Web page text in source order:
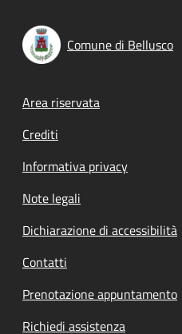
Comune di Bellusco
Footer menu
Area riservata
Crediti
Informativa privacy
Note legali
Dichiarazione di accessibilità
Contatti
Prenotazione appuntamento
Richiedi assistenza